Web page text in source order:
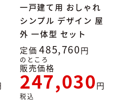
一戸建て用 おしゃれ
シンプル デザイン 屋
外 一体型 セット
定価 485,760
のところ
販売価格
247,030
税込